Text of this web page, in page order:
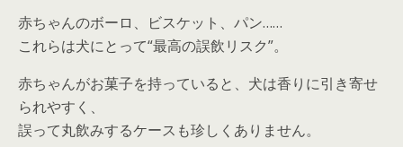
赤ちゃんのボーロ、ビスケット、パン……
これらは犬にとって“最高の誤飲リスク”。
赤ちゃんがお菓子を持っていると、犬は香りに引き寄せ
られやすく、
誤って丸飲みするケースも珍しくありません。